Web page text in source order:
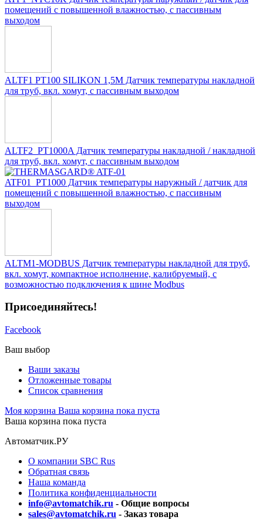
помещений с повышенной влажностью, с пассивным
выходом
ALTF1 PT100 SILIKON 1,5M Датчик температуры накладной
для труб, вкл. хомут, с пассивным выходом
ALTF2_PT1000A Датчик температуры накладной / накладной
для труб, вкл. хомут, с пассивным выходом
ATF01_PT1000 Датчик температуры наружный / датчик для
помещений с повышенной влажностью, с пассивным
выходом
ALTM1-MODBUS Датчик температуры накладной для труб,
вкл. хомут, компактное исполнение, калибруемый, с
возможностью подключения к шине Modbus
Присоединяйтесь!
Facebook
Ваш выбор
Ваши заказы
Отложенные товары
Список сравнения
Моя корзина Ваша корзина пока пуста
Ваша корзина пока пуста
Автоматчик.РУ
О компании SBC Rus
Обратная связь
Наша команда
Политика конфиденциальности
info@avtomatchik.ru - Общие вопросы
sales@avtomatchik.ru - Заказ товара